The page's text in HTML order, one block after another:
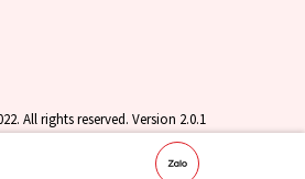
All rights reserved. Version 2.0.1